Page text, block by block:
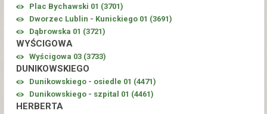
Plac Bychawski 01 (3701)
Dworzec Lublin - Kunickiego 01 (3691)
Dąbrowska 01 (3721)
WYŚCIGOWA
Wyścigowa 03 (3733)
DUNIKOWSKIEGO
Dunikowskiego - osiedle 01 (4471)
Dunikowskiego - szpital 01 (4461)
HERBERTA